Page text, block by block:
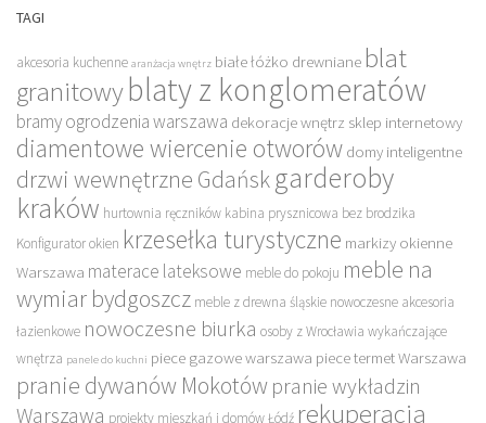
TAGI
akcesoria kuchenne aranżacja wnętrz białe łóżko drewniane blat
granitowyblaty z konglomeratów
bramy ogrodzenia warszawa dekoracje wnętrz sklep internetowy
diamentowe wiercenie otworów domy inteligentne
drzwi wewnętrzne Gdańskgarderoby
kraków hurtownia ręczników kabina prysznicowa bez brodzika
Konfigurator okien krzesełka turystyczne markizy okienne
Warszawa materace lateksowe meble do pokoju meble na
wymiar bydgoszcz meble z drewna śląskie nowoczesne akcesoria
łazienkowe nowoczesne biurka osoby z Wrocławia wykańczające
wnętrza panele do kuchni piece gazowe warszawa piece termet Warszawa
pranie dywanów Mokotów pranie wykładzin
Warszawa projekty mieszkań i domów Łódź rekuperacja